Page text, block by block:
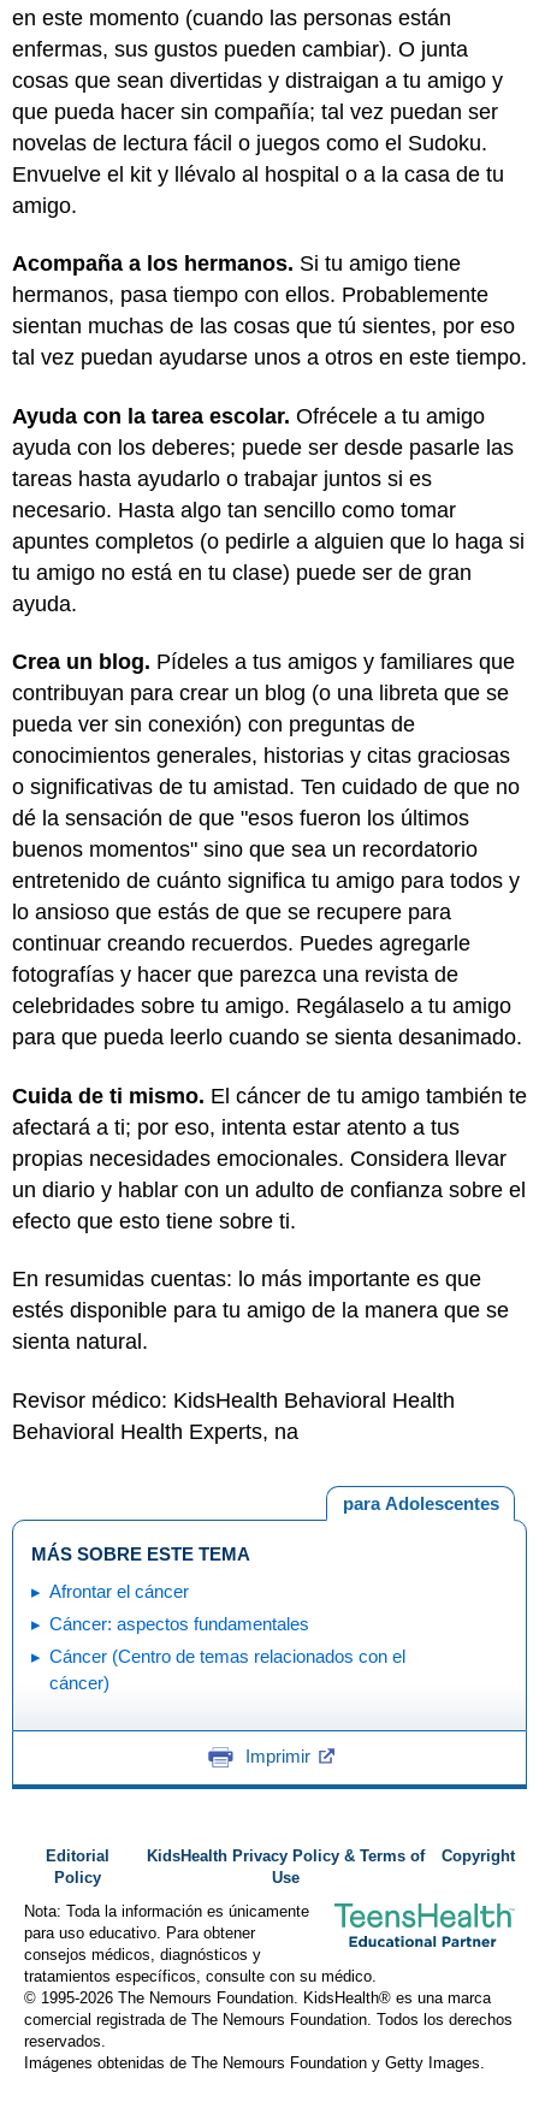
en este momento (cuando las personas están
enfermas, sus gustos pueden cambiar). O junta
cosas que sean divertidas y distraigan a tu amigo y
que pueda hacer sin compañía; tal vez puedan ser
novelas de lectura fácil o juegos como el Sudoku.
Envuelve el kit y llévalo al hospital o a la casa de tu
amigo.
Acompaña a los hermanos. Si tu amigo tiene
hermanos, pasa tiempo con ellos. Probablemente
sientan muchas de las cosas que tú sientes, por eso
tal vez puedan ayudarse unos a otros en este tiempo.
Ayuda con la tarea escolar. Ofrécele a tu amigo
ayuda con los deberes; puede ser desde pasarle las
tareas hasta ayudarlo o trabajar juntos si es
necesario. Hasta algo tan sencillo como tomar
apuntes completos (o pedirle a alguien que lo haga si
tu amigo no está en tu clase) puede ser de gran
ayuda.
Crea un blog. Pídeles a tus amigos y familiares que
contribuyan para crear un blog (o una libreta que se
pueda ver sin conexión) con preguntas de
conocimientos generales, historias y citas graciosas
o significativas de tu amistad. Ten cuidado de que no
dé la sensación de que "esos fueron los últimos
buenos momentos" sino que sea un recordatorio
entretenido de cuánto significa tu amigo para todos y
lo ansioso que estás de que se recupere para
continuar creando recuerdos. Puedes agregarle
fotografías y hacer que parezca una revista de
celebridades sobre tu amigo. Regálaselo a tu amigo
para que pueda leerlo cuando se sienta desanimado.
Cuida de ti mismo. El cáncer de tu amigo también te
afectará a ti; por eso, intenta estar atento a tus
propias necesidades emocionales. Considera llevar
un diario y hablar con un adulto de confianza sobre el
efecto que esto tiene sobre ti.
En resumidas cuentas: lo más importante es que
estés disponible para tu amigo de la manera que se
sienta natural.
Revisor médico: KidsHealth Behavioral Health
Behavioral Health Experts, na
para Adolescentes
MÁS SOBRE ESTE TEMA
Afrontar el cáncer
Cáncer: aspectos fundamentales
Cáncer (Centro de temas relacionados con el
cáncer)
Imprimir
Editorial
Policy
KidsHealth Privacy Policy & Terms of
Use
Copyright
Nota: Toda la información es únicamente
para uso educativo. Para obtener
consejos médicos, diagnósticos y
tratamientos específicos, consulte con su médico.
© 1995-2026 The Nemours Foundation. KidsHealth® es una marca
comercial registrada de The Nemours Foundation. Todos los derechos
reservados.
Imágenes obtenidas de The Nemours Foundation y Getty Images.